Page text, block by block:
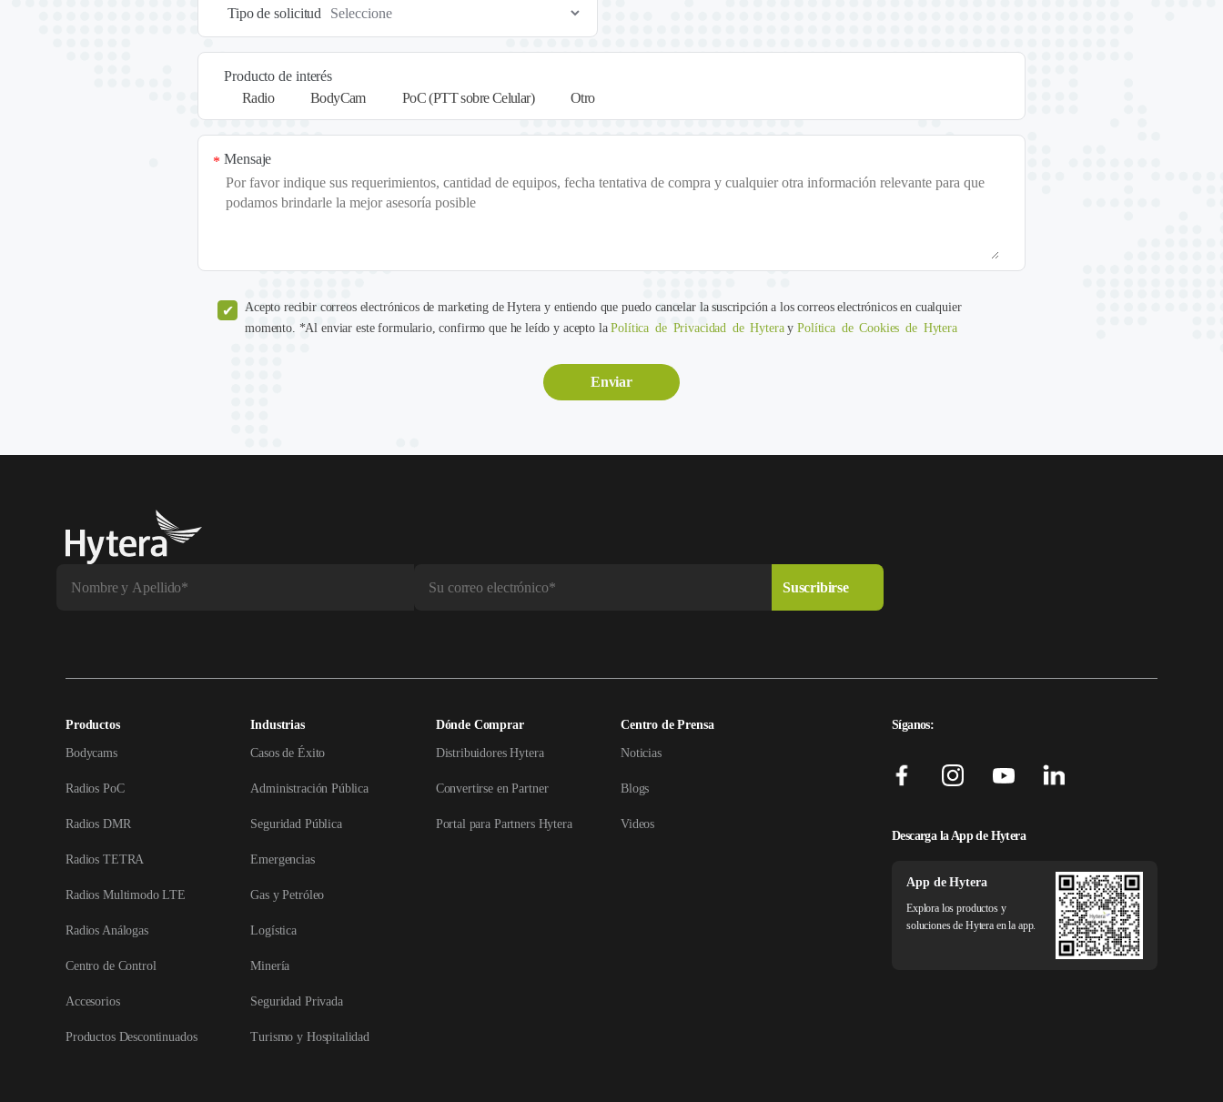
Tipo de solicitud
Producto de interés
Radio
BodyCam PoC (PTT sobre Celular) Otro
Mensaje
*
Acepto recibir correos electrónicos de marketing de Hytera y entiendo que puedo cancelar la suscripción a los correos electrónicos en cualquier
momento. *Al enviar este formulario, confirmo que he leído y acepto laPolítica de Privacidad de HyterayPolítica de Cookies de Hytera
Productos
Bodycams
Radios PoC
Radios DMR
Radios TETRA
Radios Multimodo LTE
Radios Análogas
Centro de Control
Accesorios
Productos Descontinuados
Industrias
Casos de Éxito
Administración Pública
Seguridad Pública
Emergencias
Gas y Petróleo
Logística
Minería
Seguridad Privada
Turismo y Hospitalidad
Dónde Comprar
Distribuidores Hytera
Convertirse en Partner
Portal para Partners Hytera
Centro de Prensa
Noticias
Blogs
Videos
Síganos:
Descarga la App de Hytera
App de Hytera
Explora los productos y
soluciones de Hytera en la app.